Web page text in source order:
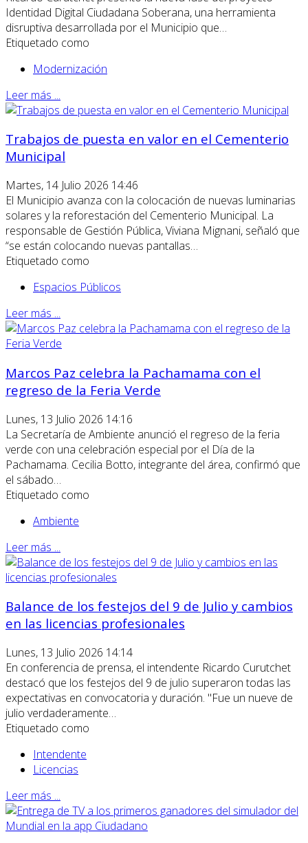
Identidad Digital Ciudadana Soberana, una herramienta
disruptiva desarrollada por el Municipio que…
Etiquetado como
Modernización
Leer más ...
Trabajos de puesta en valor en el Cementerio
Municipal
Martes, 14 Julio 2026 14:46
El Municipio avanza con la colocación de nuevas luminarias
solares y la reforestación del Cementerio Municipal. La
responsable de Gestión Pública, Viviana Mignani, señaló que
“se están colocando nuevas pantallas…
Etiquetado como
Espacios Públicos
Leer más ...
Marcos Paz celebra la Pachamama con el
regreso de la Feria Verde
Lunes, 13 Julio 2026 14:16
La Secretaría de Ambiente anunció el regreso de la feria
verde con una celebración especial por el Día de la
Pachamama. Cecilia Botto, integrante del área, confirmó que
el sábado…
Etiquetado como
Ambiente
Leer más ...
Balance de los festejos del 9 de Julio y cambios
en las licencias profesionales
Lunes, 13 Julio 2026 14:14
En conferencia de prensa, el intendente Ricardo Curutchet
destacó que los festejos del 9 de julio superaron todas las
expectativas en convocatoria y duración. "Fue un nueve de
julio verdaderamente…
Etiquetado como
Intendente
Licencias
Leer más ...